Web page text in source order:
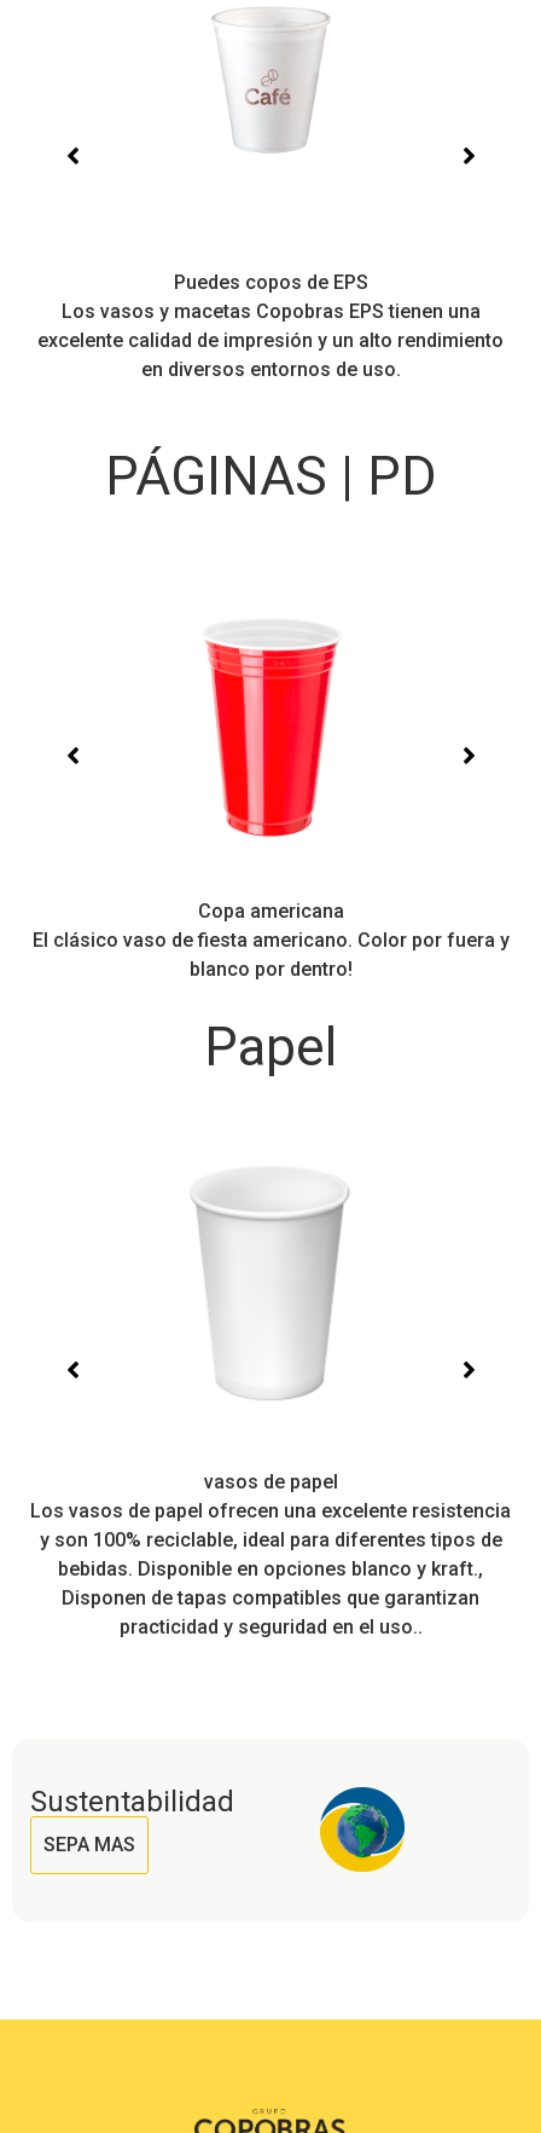
Puedes copos de EPS
Los vasos y macetas Copobras EPS tienen una
excelente calidad de impresión y un alto rendimiento
en diversos entornos de uso.
PÁGINAS | PD
Copa americana
El clásico vaso de fiesta americano. Color por fuera y
blanco por dentro!
Papel
vasos de papel
Los vasos de papel ofrecen una excelente resistencia
y son 100% reciclable, ideal para diferentes tipos de
bebidas. Disponible en opciones blanco y kraft.,
Disponen de tapas compatibles que garantizan
practicidad y seguridad en el uso..
Sustentabilidad
SEPA MAS